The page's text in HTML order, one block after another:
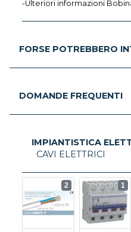
-Ulteriori informazioni
FORSE POTREBBERO
DOMANDE FREQUENTI
IMPIANTISTICA
CAVI ELETTRICI
2 1